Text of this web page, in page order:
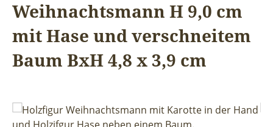
Weihnachtsmann H 9,0 cm
mit Hase und verschneitem
Baum BxH 4,8 x 3,9 cm
Bildergalerie überspringen